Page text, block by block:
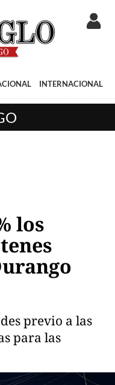
INTERNACIONAL
los
previo a las
para las